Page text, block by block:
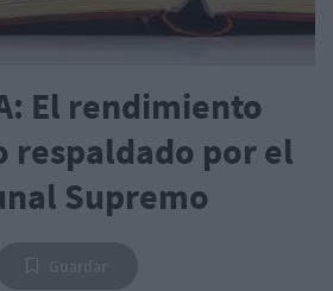
El rendimiento
respaldado por el
Supremo